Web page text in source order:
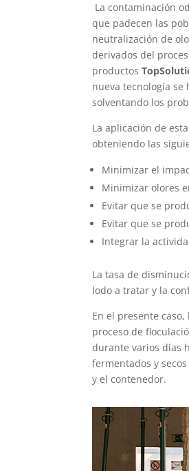
La contaminación
que padecen las
neutralización de
derivados del
productos
nueva tecnología
solventando los
La aplicación de
obteniendo las
Minimizar el
Minimizar olores
Evitar que se
Evitar que se
Integrar la
La tasa de
lodo a tratar y la
En el presente
proceso de
durante varios días
fermentados y
y el contenedor.